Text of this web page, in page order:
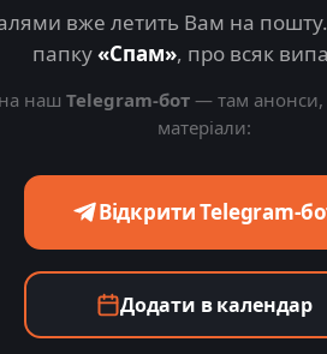
вже летить Вам на пошту.
папку«Спам», про всяк
наш Telegram-бот — там анонси,
матеріали:
Відкрити Telegram-
Додати в календар